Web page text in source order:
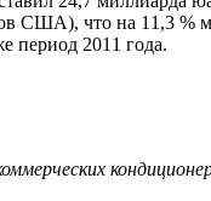
США), что на 11,3 %
период 2011 года.